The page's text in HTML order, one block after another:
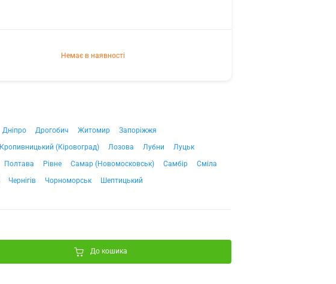
Немає в наявності
Дніпро Дрогобич Житомир
Запоріжжя
Кропивницький (Кіровоград) Лозова Лубни
Луцьк
Полтава Рівне Самар (Новомосковськ) Самбір
Сміла
Чернігів Чорноморськ Шептицький
До кошика